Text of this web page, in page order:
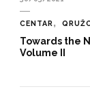
CENTAR
Towards the
Volume II